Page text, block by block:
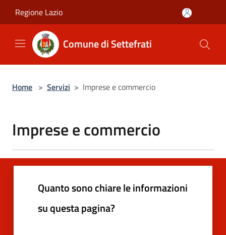
Regione Lazio
Comune di Settefrati
Home > Servizi > Imprese e commercio
Imprese e commercio
Quanto sono chiare le informazioni
su questa pagina?